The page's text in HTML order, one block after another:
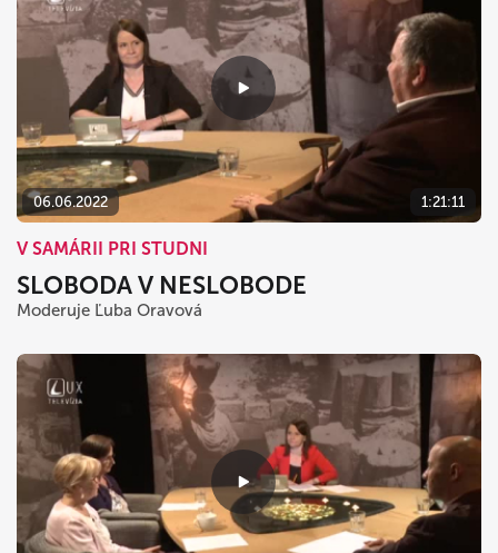
06.06.2022 1:21:11
V SAMÁRII PRI STUDNI
SLOBODA V NESLOBODE
Moderuje Ľuba Oravová